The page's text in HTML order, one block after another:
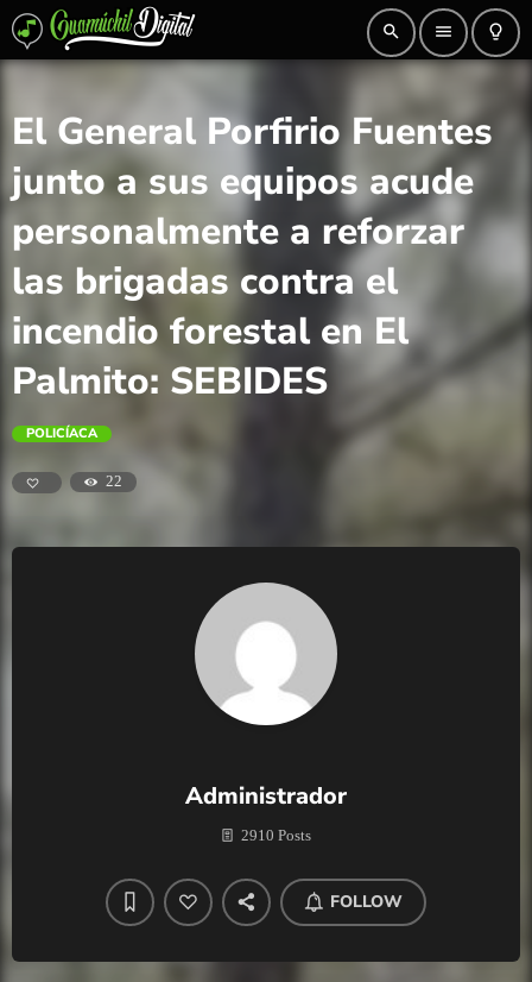
search menu lightbulb_outline
El General Porfirio Fuentes
junto a sus equipos acude
personalmente a reforzar
las brigadas contra el
incendio forestal en El
Palmito: SEBIDES
POLICÍACA
22
Administrador
2910 Posts
FOLLOW